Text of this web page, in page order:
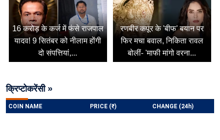
16 करोड़ के कर्ज में फंसे राजपाल
यादव! 9 सितंबर को नीलाम होंगी
दो संपत्तियां,...
रणबीर कपूर के 'बीफ' बयान पर
फिर मचा बवाल, निकिता रावल
बोलीं- 'माफी मांगो वरना...
क्रिप्टोकरेंसी »